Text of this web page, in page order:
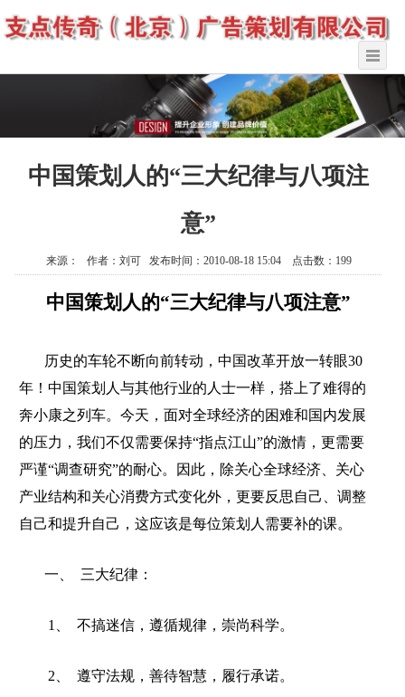
中国策划人的“三大纪律与八项注
意”
来源： 作者：刘可 发布时间：2010-08-18 15:04 点击数：199
中国策划人的“三大纪律与八项注意”
历史的车轮不断向前转动，中国改革开放一转眼30
年！中国策划人与其他行业的人士一样，搭上了难得的
奔小康之列车。今天，面对全球经济的困难和国内发展
的压力，我们不仅需要保持“指点江山”的激情，更需要
严谨“调查研究”的耐心。因此，除关心全球经济、关心
产业结构和关心消费方式变化外，更要反思自己、调整
自己和提升自己，这应该是每位策划人需要补的课。
一、 三大纪律：
1 不搞迷信，遵循规律，崇尚科学。
2 遵守法规，善待智慧，履行承诺。